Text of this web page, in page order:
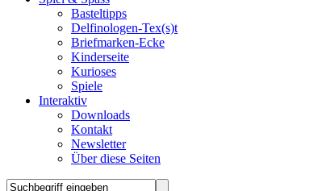
Basteltipps
Delfinologen-Tex(s)t
Briefmarken-Ecke
Kinderseite
Kurioses
Spiele
Interaktiv
Downloads
Kontakt
Newsletter
Über diese Seiten